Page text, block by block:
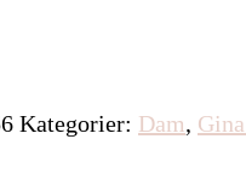
Kategorier: Dam,